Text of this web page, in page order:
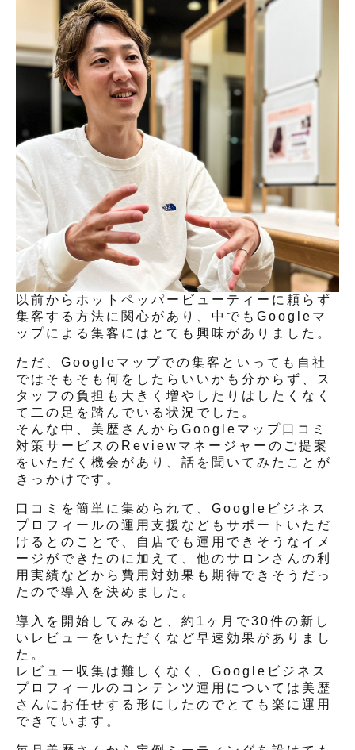
以前からホットペッパービューティーに頼らず
集客する方法に関心があり、中でもGoogleマ
ップによる集客にはとても興味がありました。
ただ、Googleマップでの集客といっても自社
ではそもそも何をしたらいいかも分からず、ス
タッフの負担も大きく増やしたりはしたくなく
て二の足を踏んでいる状況でした。
そんな中、美歴さんからGoogleマップ口コミ
対策サービスのReviewマネージャーのご提案
をいただく機会があり、話を聞いてみたことが
きっかけです。
口コミを簡単に集められて、Googleビジネス
プロフィールの運用支援などもサポートいただ
けるとのことで、自店でも運用できそうなイメ
ージができたのに加えて、他のサロンさんの利
用実績などから費用対効果も期待できそうだっ
たので導入を決めました。
導入を開始してみると、約1ヶ月で30件の新し
いレビューをいただくなど早速効果がありまし
た。
レビュー収集は難しくなく、Googleビジネス
プロフィールのコンテンツ運用については美歴
さんにお任せする形にしたのでとても楽に運用
できています。